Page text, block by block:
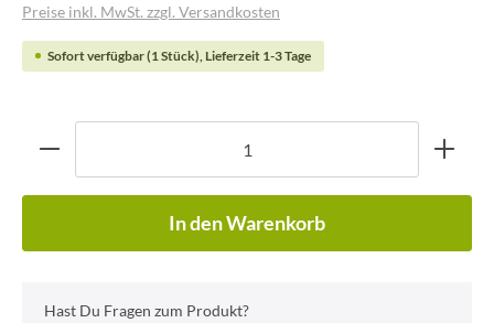
Preise inkl. MwSt. zzgl. Versandkosten
Sofort verfügbar (1 Stück), Lieferzeit 1-3 Tage
In den Warenkorb
Hast Du Fragen zum Produkt?